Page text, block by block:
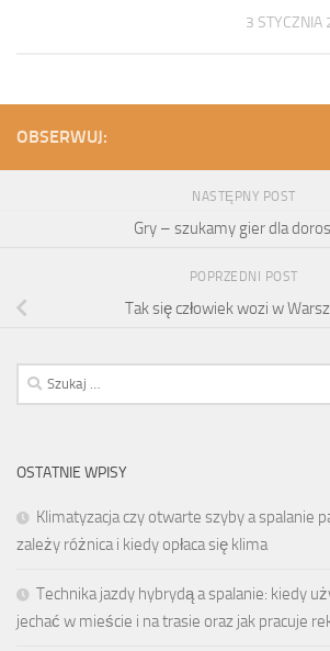
3 STYCZNIA
OBSERWUJ:
NASTĘPNY POST
Gry – szukamy gier dla
POPRZEDNI POST
Tak się człowiek wozi w
Szukaj:
OSTATNIE WPISY
Klimatyzacja czy otwarte szyby a spalanie
zależy różnica i kiedy opłaca się klima
Technika jazdy hybrydą a spalanie: kiedy
jechać w mieście i na trasie oraz jak pracuje